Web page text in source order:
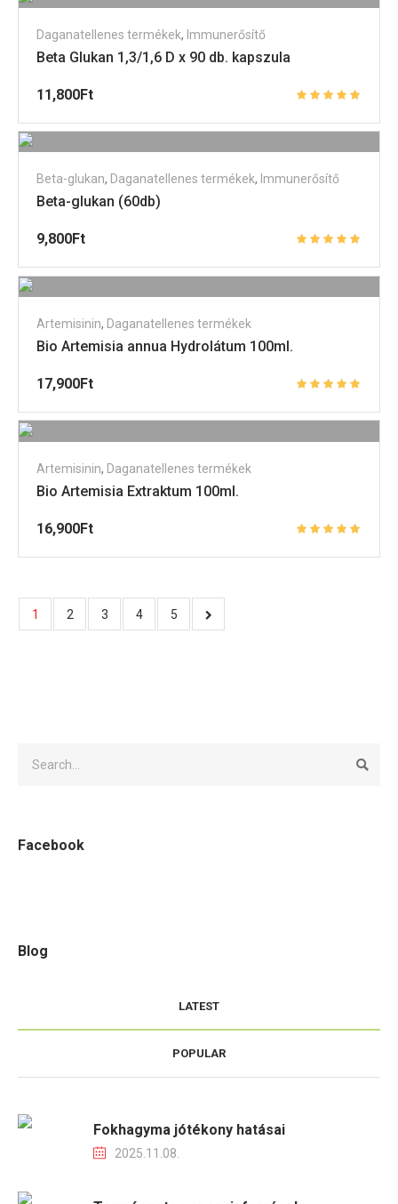
Daganatellenes termékek, Immunerősítő
Beta Glukan 1,3/1,6 D x 90 db. kapszula
11,800Ft
Beta-glukan, Daganatellenes termékek, Immunerősítő
Beta-glukan (60db)
9,800Ft
Artemisinin, Daganatellenes termékek
Bio Artemisia annua Hydrolátum 100ml.
17,900Ft
Artemisinin, Daganatellenes termékek
Bio Artemisia Extraktum 100ml.
16,900Ft
1 2 3 4 5
Facebook
Blog
LATEST
POPULAR
Fokhagyma jótékony hatásai
2025.11.08.